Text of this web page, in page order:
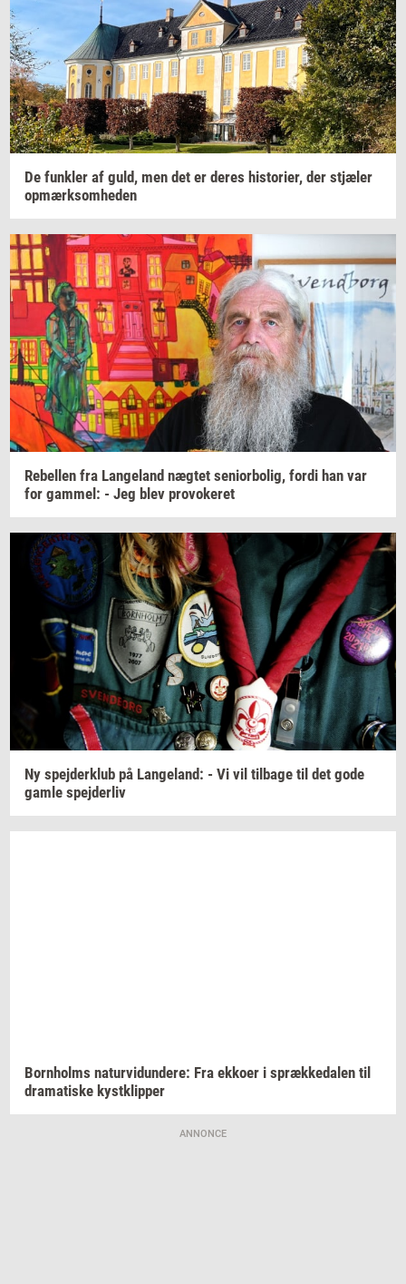
De funk­ler af guld, men det er deres hi­sto­ri­er, der stjæ­ler
op­mærk­som­he­den
Re­bel­len fra Lan­geland næg­tet se­ni­o­r­bo­lig, fordi han var
for gam­mel: - Jeg blev pro­vo­ke­ret
Ny spej­der­klub på Lan­geland: - Vi vil til­ba­ge til det gode
gamle spej­der­liv
Born­holms na­tur­vi­dun­de­re: Fra ek­ko­er i spræk­ke­da­len til
dra­ma­ti­ske kyst­klip­per
ANNONCE